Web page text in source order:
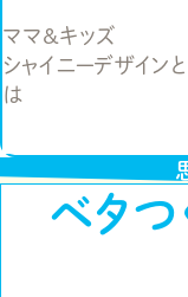
ママ&キッズ
シャイニーデザインと
は
ベタつ